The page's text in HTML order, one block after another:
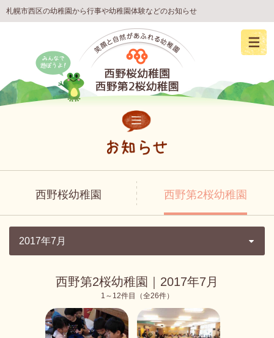
札幌市西区の幼稚園から行事や幼稚園体験などのお知らせ
西野桜幼稚園 西野第2桜幼稚園
2017年7月
西野第2桜幼稚園｜2017年7月
1～12件目（全26件）